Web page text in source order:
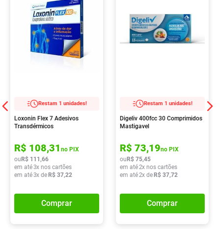
Restam 1 unidades!
Loxonin Flex 7 Adesivos
Transdérmicos
R$ 108,31 no PIX
ou R$ 111 ,66
em até3x nos cartões
em até3x de R$ 37,22
Comprar
Restam 1 unidades!
Digeliv 400fcc 30 Comprimidos
Mastigavel
R$ 73,19no PIX
ou R$ 75,45
em até2x nos cartões
em até2x de R$ 37,72
Comprar